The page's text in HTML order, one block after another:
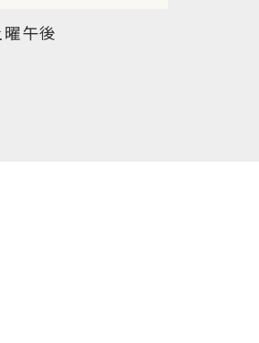
午後